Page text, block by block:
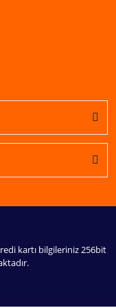
kartı bilgileriniz 256bit